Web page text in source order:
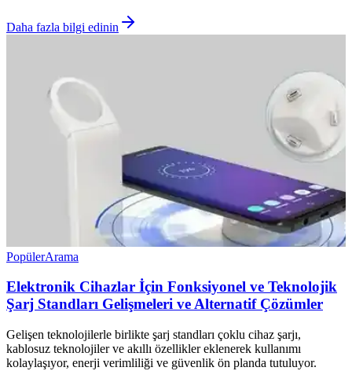
Daha fazla bilgi edinin
PopülerArama
Elektronik Cihazlar İçin Fonksiyonel ve Teknolojik
Şarj Standları Gelişmeleri ve Alternatif Çözümler
Gelişen teknolojilerle birlikte şarj standları çoklu cihaz şarjı,
kablosuz teknolojiler ve akıllı özellikler eklenerek kullanımı
kolaylaşıyor, enerji verimliliği ve güvenlik ön planda tutuluyor.